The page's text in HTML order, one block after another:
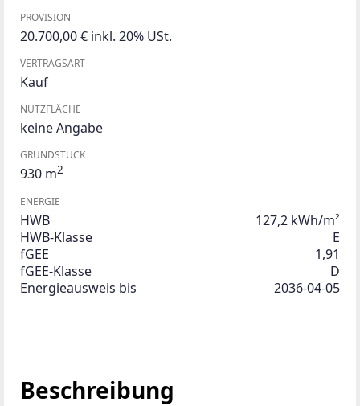
PROVISION
20.700,00 € inkl. 20% USt.
VERTRAGSART
Kauf
NUTZFLÄCHE
keine Angabe
GRUNDSTÜCK
930 m2
ENERGIE
HWB
127,2 kWh/m²
HWB-Klasse
E
fGEE
1,91
fGEE-Klasse
D
Energieausweis bis
2036-04-05
Beschreibung